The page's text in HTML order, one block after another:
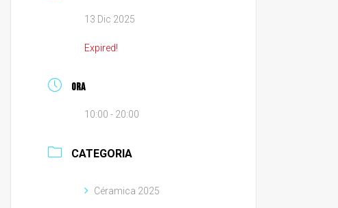
13 Dic 2025
Expired!
ORA
10:00 - 20:00
CATEGORIA
Céramica 2025